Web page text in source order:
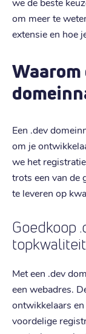
om meer te
extensie en hoe
Waarom
Een .dev
om je
we het
trots een van de
te leveren op
Goedkoop
Met een .dev
een webadres.
ontwikkelaars
voordelige